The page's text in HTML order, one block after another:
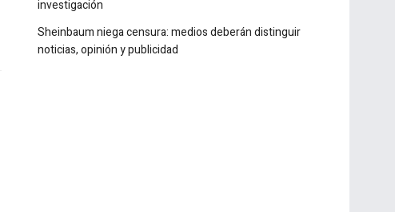
investigación
Sheinbaum niega censura: medios deberán distinguir
noticias, opinión y publicidad